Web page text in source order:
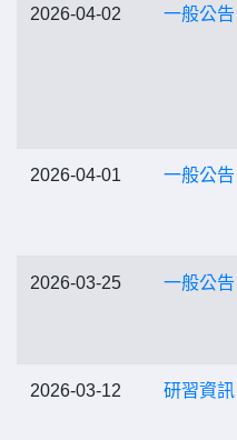
2026-04-02 一般公告
2026-04-01 一般公告
2026-03-25 一般公告
2026-03-12 研習資訊